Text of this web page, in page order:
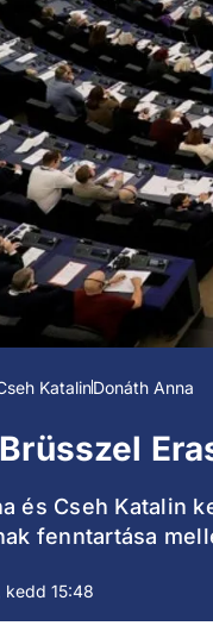
KatalinDonáth Anna
és Cseh Katalin
fenntartása
kedd 15:48